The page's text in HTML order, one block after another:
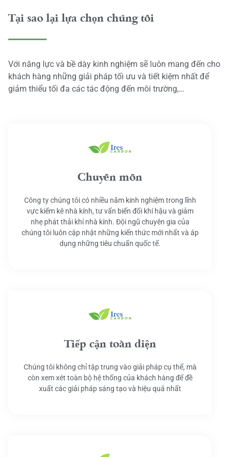
Tại sao lại lựa chọn chúng tôi
Với năng lực và bề dày kinh nghiệm sẽ luôn mang đến cho
khách hàng những giải pháp tối ưu và tiết kiệm nhất để
giảm thiểu tối đa các tác động đến môi trường,…
Chuyên môn
Công ty chúng tôi có nhiều năm kinh nghiệm trong lĩnh
vực kiểm kê nhà kính, tư vấn biến đổi khí hậu và giảm
nhẹ phát thải khí nhà kính. Đội ngũ chuyên gia của
chúng tôi luôn cập nhật những kiến thức mới nhất và áp
dụng những tiêu chuẩn quốc tế.
Tiếp cận toàn diện
Chúng tôi không chỉ tập trung vào giải pháp cụ thể, mà
còn xem xét toàn bộ hệ thống của khách hàng để đề
xuất các giải pháp sáng tạo và hiệu quả nhất